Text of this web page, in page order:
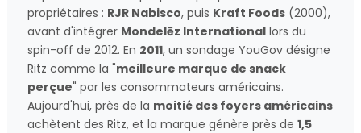
propriétaires : RJR Nabisco, puis Kraft Foods (2000),
avant d'intégrer Mondelēz International lors du
spin-off de 2012. En 2011, un sondage YouGov désigne
Ritz comme la "meilleure marque de snack
perçue" par les consommateurs américains.
Aujourd'hui, près de la moitié des foyers américains
achètent des Ritz, et la marque génère près de 1,5